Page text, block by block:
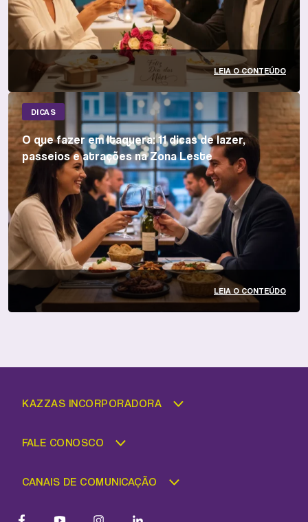
LEIA O CONTEÚDO
DICAS
O que fazer em Itaquera: 11 dicas de lazer,
passeios e atrações na Zona Leste
LEIA O CONTEÚDO
KAZZAS INCORPORADORA
FALE CONOSCO
CANAIS DE COMUNICAÇÃO